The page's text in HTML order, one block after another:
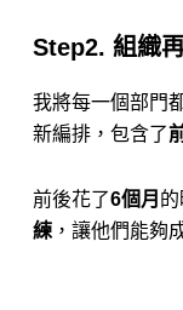
Step2. 組織
我將每一個部門
新編排，包含了
​前後花了6個月
練 ，讓他們能夠